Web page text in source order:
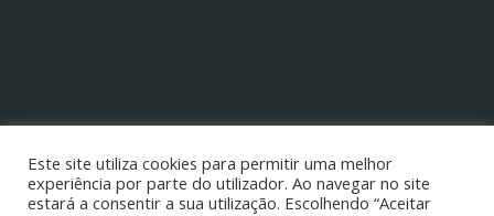
Todos os direitos reservados
Este site utiliza cookies para permitir uma melhor
experiência por parte do utilizador. Ao navegar no site
estará a consentir a sua utilização. Escolhendo “Aceitar